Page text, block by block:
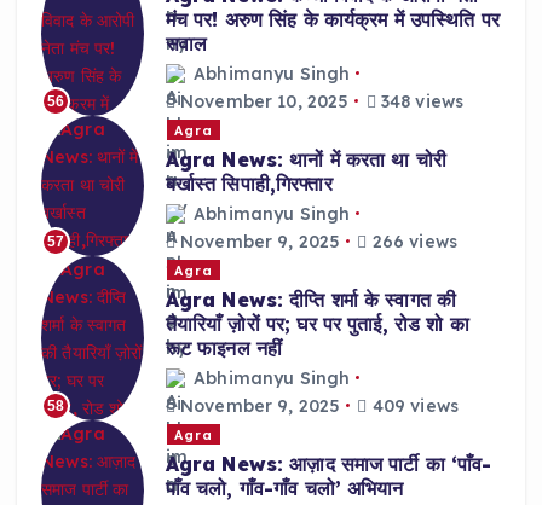
56
मंच पर! अरुण सिंह के कार्यक्रम में उपस्थिति पर
सवाल
Abhimanyu Singh
November 10, 2025
348 views
57
Agra
Agra News: थानों में करता था चोरी
बर्खास्त सिपाही,गिरफ्तार
Abhimanyu Singh
November 9, 2025
266 views
58
Agra
Agra News: दीप्ति शर्मा के स्वागत की
तैयारियाँ ज़ोरों पर; घर पर पुताई, रोड शो का
रूट फाइनल नहीं
Abhimanyu Singh
November 9, 2025
409 views
Agra
Agra News: आज़ाद समाज पार्टी का ‘पाँव-
पाँव चलो, गाँव-गाँव चलो’ अभियान